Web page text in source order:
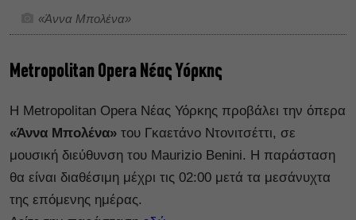
«Άννα Μπολένα»
Metropolitan Opera Νέας Υόρκης
Η Metropolitan Opera Νέας Υόρκης προβάλει την όπερα
«Άννα Μπολένα» του Γκαετάνο Ντονιτσέττι, σε
μουσική διεύθυνση του Maurizio Benini. Η παράσταση
θα είναι διαθέσιμη μέχρι τις 02:00 μετά τα μεσάνυχτα
της επόμενης ημέρας.